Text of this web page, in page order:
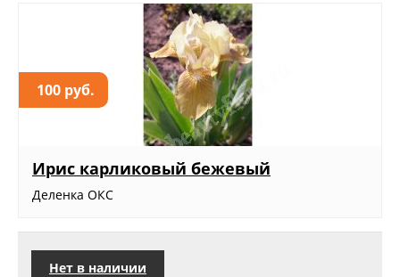
100 руб.
Ирис карликовый бежевый
Деленка ОКС
Нет в наличии